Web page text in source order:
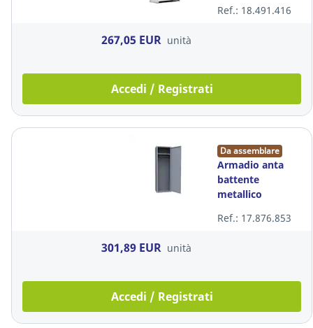
100x40x200 cm
Ref.: 18.491.416
267,05 EUR unità
Accedi / Registrati
Da assemblare
Armadio anta
battente
metallico
Ref.: 17.876.853
301,89 EUR unità
Accedi / Registrati